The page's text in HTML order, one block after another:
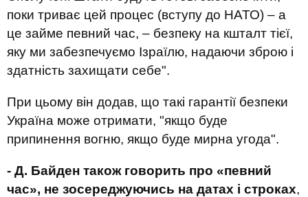
поки триває цей процес (вступу до НАТО) – а
це займе певний час, – безпеку на кшталт тієї,
яку ми забезпечуємо Ізраїлю, надаючи зброю і
здатність захищати себе".
При цьому він додав, що такі гарантії безпеки
Україна може отримати, "якщо буде
припинення вогню, якщо буде мирна угода".
- Д. Байден також говорить про «певний
час», не зосереджуючись на датах і строках,